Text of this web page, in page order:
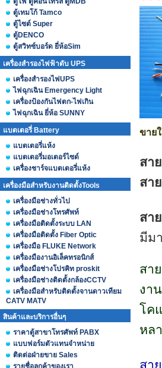
ตู้เทมโก้ Tamco
ตู้ไซต์ Super
ตู้DENCO
ตู้สวิทซ์บอร์ด ยี่ห้อSim
เครื่องสำรองไฟฟ้าดับ UPS
เครื่องสำรองไฟUPS
ไฟฉุกเฉิน Emergency Light
เครื่องป้องกันไฟตก-ไฟเกิน
ไฟฉุกเฉิน ยี่ห้อ SUNNY
แบตเตอรี่ Battery
แบตเตอรี่แห้ง
แบตเตอรี่มอเตอร์ไซด์
เครื่องชาร์จแบตเตอรี่แห้ง
เครื่องมือสำหรับงานติดตั้งTools
เครื่องมือช่างทั่วไป
เครื่องมือช่างโทรศัพท์
เครื่องมือติดตั้งระบบ LAN
เครื่องมือติดตั้ง Fiber Optic
เครื่องมือ FLUKE Network
เครื่องมืองานอิเล็คทรอนิกส์
เครื่องมือช่างโปรคิท proskit
เครื่องมือช่างติดตั้งกล้องCCTV
เครื่องมือสำหรับติดตั้งจานดาวเทียม
CATV MATV
สินค้าและบริการอื่นๆ
ราคาตู้สาขาโทรศัพท์ PABX
แบบฟอร์มตัวแทนจำหน่าย
ติดต่อฝ่ายขาย Sales
รายชื่อลูกค้าของเรา
ขาย
สา
สา
สา
มีม
สา
งา
โค
หล
สา